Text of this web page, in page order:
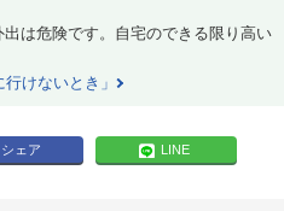
は危険です。自宅のできる限り高い
けないとき」
シェア LINE